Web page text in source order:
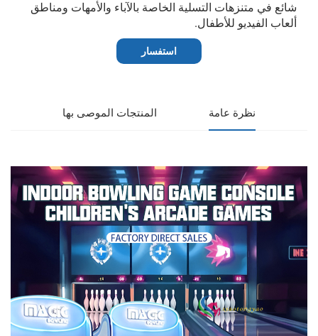
شائع في متنزهات التسلية الخاصة بالآباء والأمهات ومناطق
ألعاب الفيديو للأطفال.
استفسار
نظرة عامة المنتجات الموصى بها